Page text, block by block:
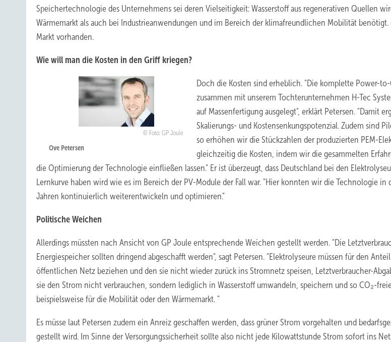
Speichertechnologie des Unternehmens sei deren Vielseitigkeit: Wasserstoff aus regenerativen Quellen
Wärmemarkt als auch bei Industrieanwendungen und im Bereich der klimafreundlichen Mobilität benötigt.
Markt vorhanden.
Wie will man die Kosten in den Griff kriegen?
Foto: GP Joule
Ove Petersen
Doch die Kosten sind erheblich. "Die komplette Power-
zusammen mit unserem Tochterunternehmen H-Tec
auf Massenfertigung ausgelegt", erklärt Petersen. "Damit
Skalierungs- und Kostensenkungspotenzial. Zudem sind
so erhöhen wir die Stückzahlen der produzierten PEM-
gleichzeitig die Kosten, indem wir die gesammelten
die Optimierung der Technologie einfließen lassen." Er ist überzeugt, dass Deutschland bei den
Lernkurve haben wird wie es im Bereich der PV-Module der Fall war. "Hier konnten wir die Technologie in
Jahren kontinuierlich weiterentwickeln und optimieren."
Politische Weichen
Allerdings müssten nach Ansicht von GP Joule entsprechende Weichen gestellt werden. "Die
Energiespeicher sollten dringend abgeschafft werden", sagt Petersen. "Elektrolyseure müssen für den
öffentlichen Netz beziehen und den sie nicht wieder zurück ins Stromnetz speisen, Letztverbraucher-
sie den Strom nicht verbrauchen, sondern lediglich in Wasserstoff umwandeln, speichern und so CO₂-
beispielsweise für die Mobilität oder den Wärmemarkt. "
Es müsse laut Petersen zudem ein Anreiz geschaffen werden, dass grüner Strom vorgehalten und
gestellt wird. Im Sinne der Versorgungssicherheit sollte also nicht jede Kilowattstunde Strom sofort ins